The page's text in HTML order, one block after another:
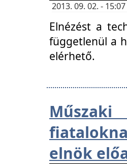
2013. 09. 02. -
Elnézést a
függetlenül a
elérhető.
elnök